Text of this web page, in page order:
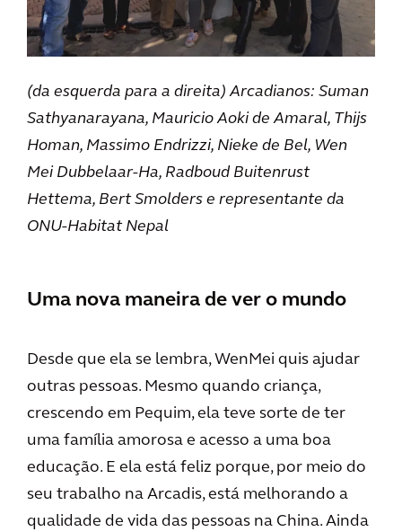
(da esquerda para a direita) Arcadianos: Suman
Sathyanarayana, Mauricio Aoki de Amaral, Thijs
Homan, Massimo Endrizzi, Nieke de Bel, Wen
Mei Dubbelaar-Ha, Radboud Buitenrust
Hettema, Bert Smolders e representante da
ONU-Habitat Nepal
Uma nova maneira de ver o mundo
Desde que ela se lembra, WenMei quis ajudar
outras pessoas. Mesmo quando criança,
crescendo em Pequim, ela teve sorte de ter
uma família amorosa e acesso a uma boa
educação. E ela está feliz porque, por meio do
seu trabalho na Arcadis, está melhorando a
qualidade de vida das pessoas na China. Ainda